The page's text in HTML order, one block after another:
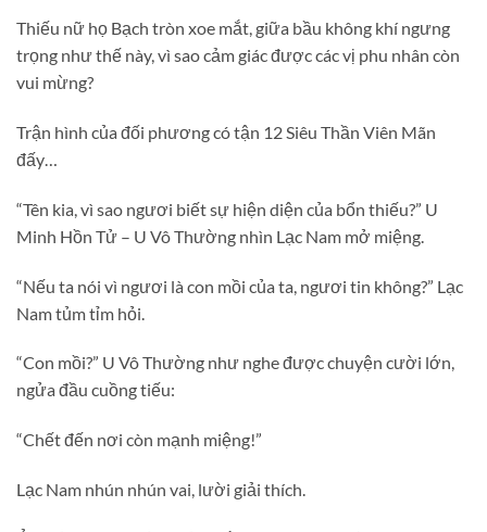
Thiếu nữ họ Bạch tròn xoe mắt, giữa bầu không khí ngưng
trọng như thế này, vì sao cảm giác được các vị phu nhân còn
vui mừng?
Trận hình của đối phương có tận 12 Siêu Thần Viên Mãn
đấy…
“Tên kia, vì sao ngươi biết sự hiện diện của bổn thiếu?” U
Minh Hồn Tử – U Vô Thường nhìn Lạc Nam mở miệng.
“Nếu ta nói vì ngươi là con mồi của ta, ngươi tin không?” Lạc
Nam tủm tỉm hỏi.
“Con mồi?” U Vô Thường như nghe được chuyện cười lớn,
ngửa đầu cuồng tiếu:
“Chết đến nơi còn mạnh miệng!”
Lạc Nam nhún nhún vai, lười giải thích.